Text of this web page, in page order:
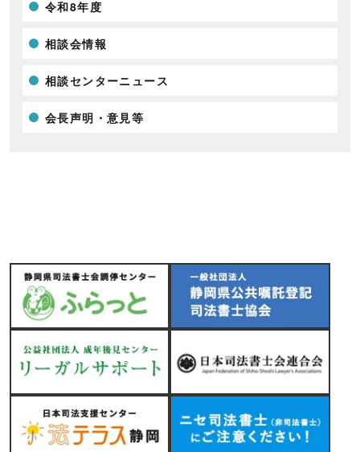
令和8年度
相談会情報
相談センターニュース
会長声明・意見等